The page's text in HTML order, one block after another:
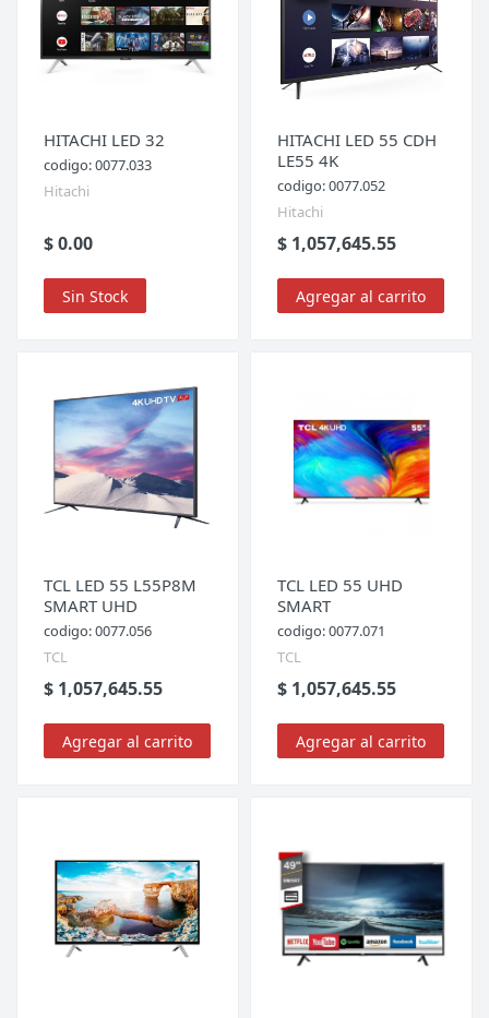
HITACHI LED 32
codigo: 0077.033
Hitachi
$ 0.00
Sin Stock
HITACHI LED 55 CDH
LE55 4K
codigo: 0077.052
Hitachi
$ 1,057,645.55
Agregar al carrito
TCL LED 55 L55P8M
SMART UHD
codigo: 0077.056
TCL
$ 1,057,645.55
Agregar al carrito
TCL LED 55 UHD
SMART
codigo: 0077.071
TCL
$ 1,057,645.55
Agregar al carrito